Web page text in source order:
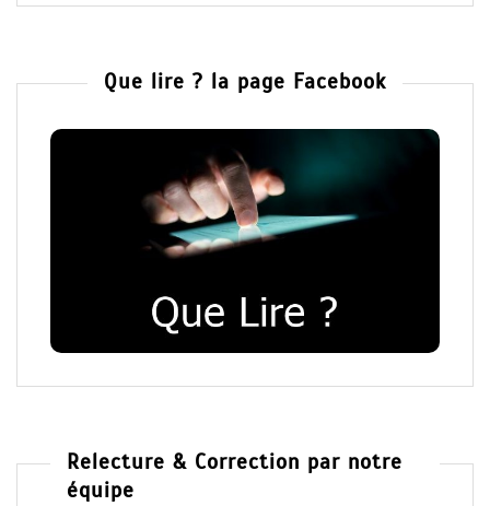
Que lire ? la page Facebook
Relecture & Correction par notre
équipe